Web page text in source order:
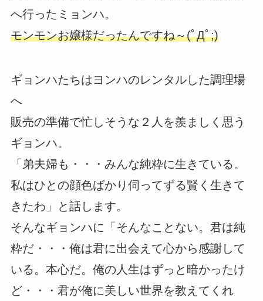
へ行ったミョンハ。
モンモンお嬢様だったんですね～(ﾟДﾟ;)
ギョンハたちはヨンハのレンタルした調理場
へ
販売の準備で忙しそうな２人を羨ましく思う
ギョンハ。
「弟夫婦も・・・みんな純粋に生きている。
私はひとの顔色ばかり伺ってずる賢く生きて
きたわ」と話します。
そんなギョンハに「そんなことない。君は純
粋だ・・・俺は君に出会えて心から感謝して
いる。本心だ。俺の人生はずっと暗かったけ
ど・・・君が俺に美しい世界を教えてくれ